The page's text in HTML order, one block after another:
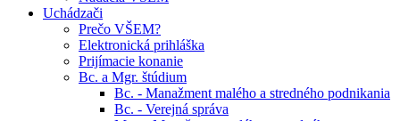
Uchádzači
Prečo VŠEM?
Elektronická prihláška
Prijímacie konanie
Bc. a Mgr. štúdium
Bc. - Manažment malého a stredného podnikania
Bc. - Verejná správa